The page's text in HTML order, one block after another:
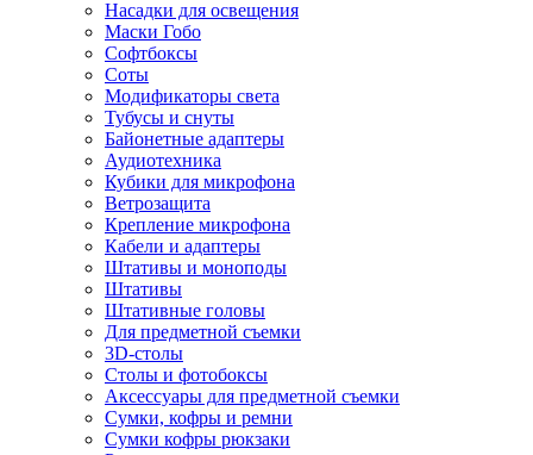
Насадки для освещения
Маски Гобо
Софтбоксы
Соты
Модификаторы света
Тубусы и снуты
Байонетные адаптеры
Аудиотехника
Кубики для микрофона
Ветрозащита
Крепление микрофона
Кабели и адаптеры
Штативы и моноподы
Штативы
Штативные головы
Для предметной съемки
3D-столы
Столы и фотобоксы
Аксессуары для предметной съемки
Сумки, кофры и ремни
Сумки кофры рюкзаки